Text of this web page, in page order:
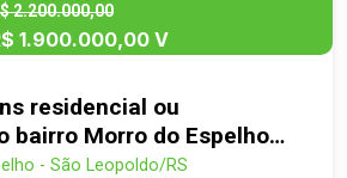
2.200.000,00
1.900.000,00 V
residencial ou
bairro Morro do Espelho
- São Leopoldo/RS